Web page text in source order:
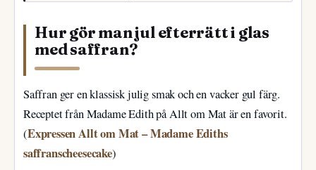
Hur gör man jul efterrätt i glas
med saffran?
Saffran ger en klassisk julig smak och en vacker gul färg.
Receptet från Madame Edith på Allt om Mat är en favorit.
(Expressen Allt om Mat – Madame Ediths
saffranscheesecake)